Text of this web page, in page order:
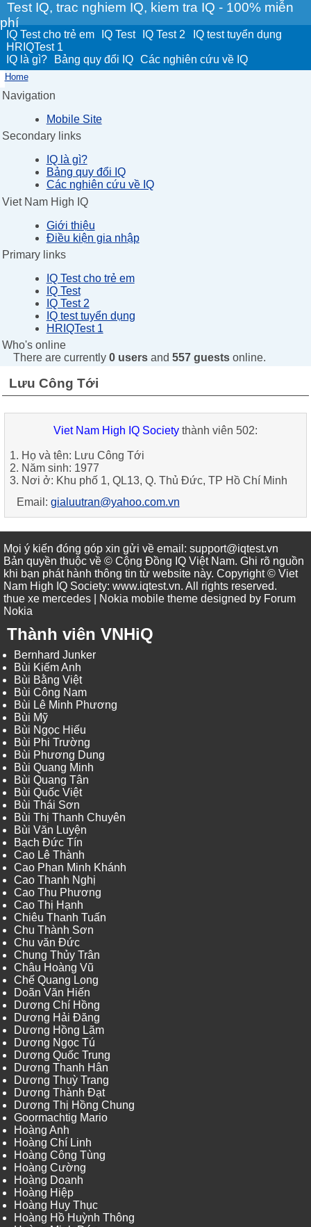
Test IQ, trac nghiem IQ, kiem tra IQ - 100% miễn
phí
IQ Test cho trẻ em IQ Test IQ Test 2
IQ test tuyển dụng
HRIQTest 1
IQ là gì?
Bảng quy đổi IQ Các nghiên cứu về IQ
Home
Navigation
Mobile Site
Secondary links
IQ là gì?
Bảng quy đổi IQ
Các nghiên cứu về IQ
Viet Nam High IQ
Giới thiệu
Điều kiện gia nhập
Primary links
IQ Test cho trẻ em
IQ Test
IQ Test 2
IQ test tuyển dụng
HRIQTest 1
Who's online
There are currently 0 usersand 557 guestsonline.
Lưu Công Tới
Viet Nam High IQ Societythành viên 502:
1. Họ và tên: Lưu Công Tới
2. Năm sinh: 1977
3. Nơi ở: Khu phố 1, QL13, Q. Thủ Đức, TP Hồ Chí Minh
Email: gialuutran@yahoo.com.vn
Mọi ý kiến đóng góp xin gửi về email: support@iqtest.vn
Bản quyền thuộc về © Cộng Đồng IQ Việt Nam. Ghi rõ nguồn
khi bạn phát hành thông tin từ website này. Copyright © Viet
Nam High IQ Society: www.iqtest.vn. All rights reserved.
thue xe mercedes | Nokia mobile theme designed by Forum
Nokia
Thành viên VNHiQ
Bernhard Junker
Bùi Kiếm Anh
Bùi Bằng Việt
Bùi Công Nam
Bùi Lê Minh Phương
Bùi Mỹ
Bùi Ngọc Hiếu
Bùi Phi Trường
Bùi Phương Dung
Bùi Quang Minh
Bùi Quang Tân
Bùi Quốc Việt
Bùi Thái Sơn
Bùi Thị Thanh Chuyên
Bùi Văn Luyện
Bạch Đức Tín
Cao Lê Thành
Cao Phan Minh Khánh
Cao Thanh Nghị
Cao Thu Phương
Cao Thị Hạnh
Chiêu Thanh Tuấn
Chu Thành Sơn
Chu văn Đức
Chung Thủy Trân
Châu Hoàng Vũ
Chế Quang Long
Doãn Văn Hiến
Dương Chí Hồng
Dương Hải Đăng
Dương Hồng Lãm
Dương Ngọc Tú
Dương Quốc Trung
Dương Thanh Hân
Dương Thuỳ Trang
Dương Thành Đạt
Dương Thị Hồng Chung
Goormachtig Mario
Hoàng Anh
Hoàng Chí Linh
Hoàng Công Tùng
Hoàng Cường
Hoàng Doanh
Hoàng Hiệp
Hoàng Huy Thục
Hoàng Hồ Huỳnh Thông